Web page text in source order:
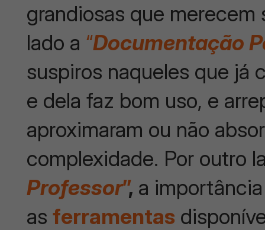
grandiosas que merecem
lado a “Documentação
suspiros naqueles que já
e dela faz bom uso, e
aproximaram ou não
complexidade. Por outro
Professor”, a
asferramentas